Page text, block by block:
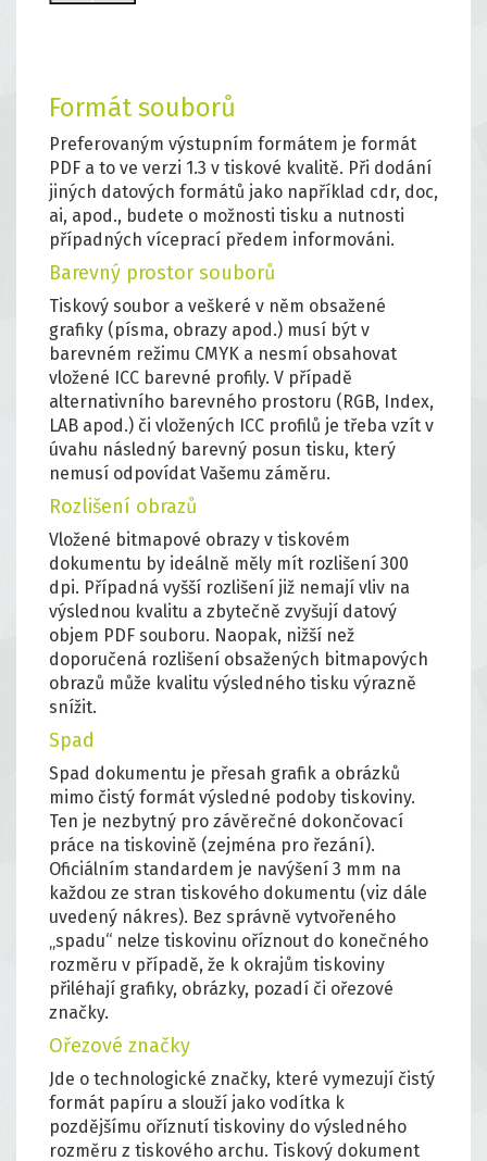
Formát souborů
Preferovaným výstupním formátem je formát
PDF a to ve verzi 1.3 v tiskové kvalitě. Při dodání
jiných datových formátů jako například cdr, doc,
ai, apod., budete o možnosti tisku a nutnosti
případných víceprací předem informováni.
Barevný prostor souborů
Tiskový soubor a veškeré v něm obsažené
grafiky (písma, obrazy apod.) musí být v
barevném režimu CMYK a nesmí obsahovat
vložené ICC barevné profily. V případě
alternativního barevného prostoru (RGB, Index,
LAB apod.) či vložených ICC profilů je třeba vzít v
úvahu následný barevný posun tisku, který
nemusí odpovídat Vašemu záměru.
Rozlišení obrazů
Vložené bitmapové obrazy v tiskovém
dokumentu by ideálně měly mít rozlišení 300
dpi. Případná vyšší rozlišení již nemají vliv na
výslednou kvalitu a zbytečně zvyšují datový
objem PDF souboru. Naopak, nižší než
doporučená rozlišení obsažených bitmapových
obrazů může kvalitu výsledného tisku výrazně
snížit.
Spad
Spad dokumentu je přesah grafik a obrázků
mimo čistý formát výsledné podoby tiskoviny.
Ten je nezbytný pro závěrečné dokončovací
práce na tiskovině (zejména pro řezání).
Oficiálním standardem je navýšení 3 mm na
každou ze stran tiskového dokumentu (viz dále
uvedený nákres). Bez správně vytvořeného
„spadu“ nelze tiskovinu oříznout do konečného
rozměru v případě, že k okrajům tiskoviny
přiléhají grafiky, obrázky, pozadí či ořezové
značky.
Ořezové značky
Jde o technologické značky, které vymezují čistý
formát papíru a slouží jako vodítka k
pozdějšímu oříznutí tiskoviny do výsledného
rozměru z tiskového archu. Tiskový dokument